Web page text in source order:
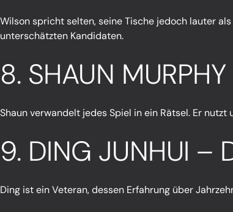
Wilson spricht selten, seine Tische jedoch lauter
unterschätzten Kandidaten.
8. SHAUN MURPHY
Shaun verwandelt jedes Spiel in ein Rätsel. Er
9. DING JUNHUI –
Ding ist ein Veteran, dessen Erfahrung über